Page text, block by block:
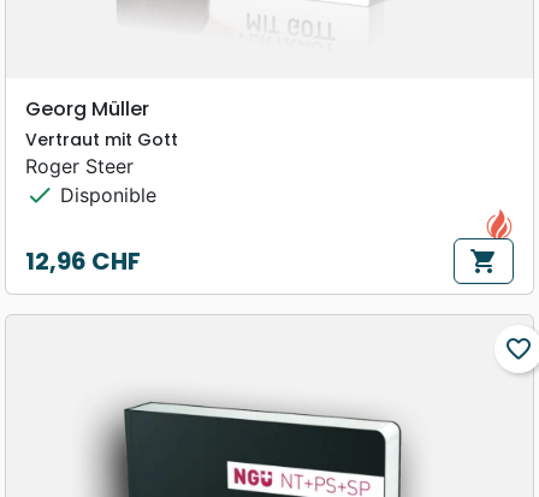
Georg Müller
Vertraut mit Gott
Roger Steer
check Disponible
Prix
12,96 CHF shopping_cart
favorite_border